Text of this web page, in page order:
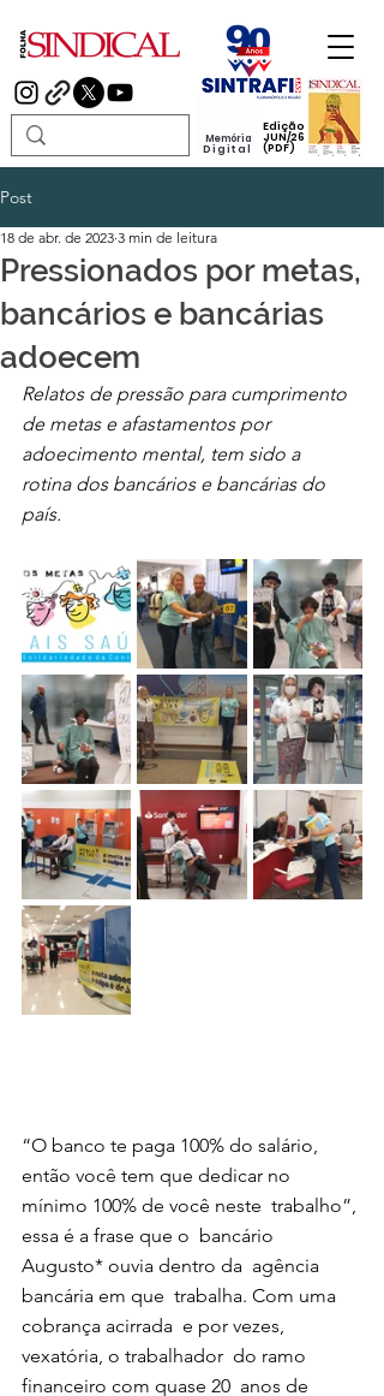
Edição
JUN/26
(PDF)
Memória
Digital
Post
Pressionados por metas,
bancários e bancárias
adoecem
18 de abr. de 2023 3 min de leitura
Relatos de pressão para cumprimento
de metas e afastamentos por
adoecimento mental, tem sido a
rotina dos bancários e bancárias do
país.
“O banco te paga 100% do salário,
então você tem que dedicar no
mínimo 100% de você neste  trabalho”,
essa é a frase que o  bancário
Augusto* ouvia dentro da  agência
bancária em que  trabalha. Com uma
cobrança acirrada  e por vezes,
vexatória, o trabalhador  do ramo
financeiro com quase 20  anos de